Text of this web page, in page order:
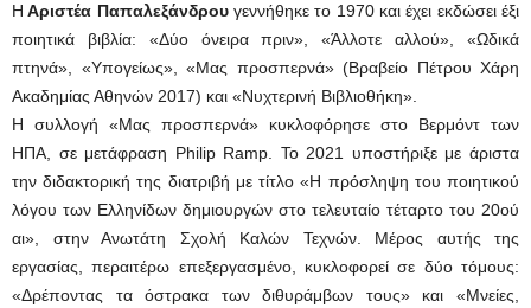
Η Αριστέα Παπαλεξάνδρουγεννήθηκε το 1970 και έχει εκδώσει έξι
ποιητικά βιβλία: «Δύο όνειρα πριν», «Άλλοτε αλλού», «Ωδικά
πτηνά», «Υπογείως», «Μας προσπερνά» (Βραβείο Πέτρου Χάρη
Ακαδημίας Αθηνών 2017) και «Νυχτερινή Βιβλιοθήκη».
Η συλλογή «Μας προσπερνά» κυκλοφόρησε στο Βερμόντ των
ΗΠΑ, σε μετάφραση Philip Ramp. Το 2021 υποστήριξε με άριστα
την διδακτορική της διατριβή με τίτλο «Η πρόσληψη του ποιητικού
λόγου των Ελληνίδων δημιουργών στο τελευταίο τέταρτο του 20ού
αι», στην Ανωτάτη Σχολή Καλών Τεχνών. Μέρος αυτής της
εργασίας, περαιτέρω επεξεργασμένο, κυκλοφορεί σε δύο τόμους:
«Δρέποντας τα όστρακα των διθυράμβων τους» και «Μνείες,